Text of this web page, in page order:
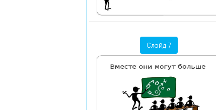
Слайд 7